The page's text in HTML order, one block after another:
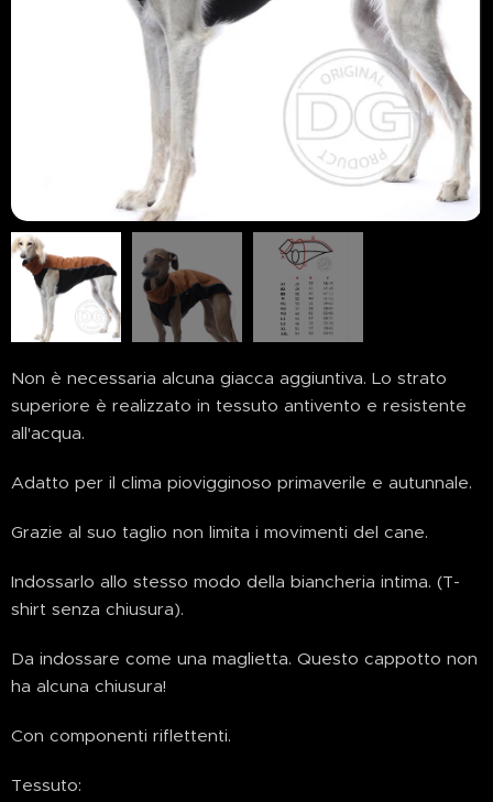
Non è necessaria alcuna giacca aggiuntiva. Lo strato
superiore è realizzato in tessuto antivento e resistente
all'acqua.
Adatto per il clima piovigginoso primaverile e autunnale.
Grazie al suo taglio non limita i movimenti del cane.
Indossarlo allo stesso modo della biancheria intima. (T-
shirt senza chiusura).
Da indossare come una maglietta. Questo cappotto non
ha alcuna chiusura!
Con componenti riflettenti.
Tessuto: